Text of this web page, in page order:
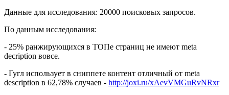
Данные для исследования: 20000 поисковых запросов.
По данным исследования:
- 25% ранжирующихся в ТОПе страниц не имеют meta
decription вовсе.
- Гугл использует в сниппете контент отличный от meta
description в 62,78% случаев - http://joxi.ru/xAevVMGuRvNRxr